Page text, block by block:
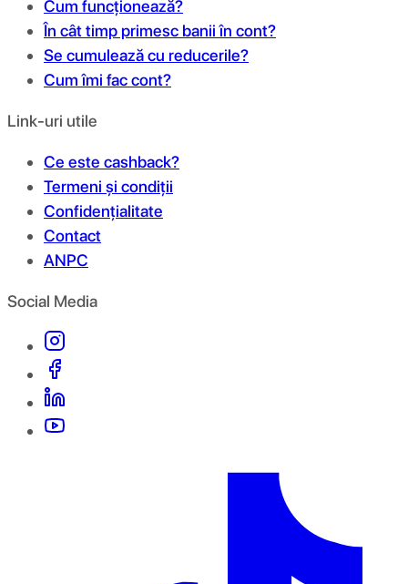
Cum funcționează?
În cât timp primesc banii în cont?
Se cumulează cu reducerile?
Cum îmi fac cont?
Link-uri utile
Ce este cashback?
Termeni și condiții
Confidențialitate
Contact
ANPC
Social Media